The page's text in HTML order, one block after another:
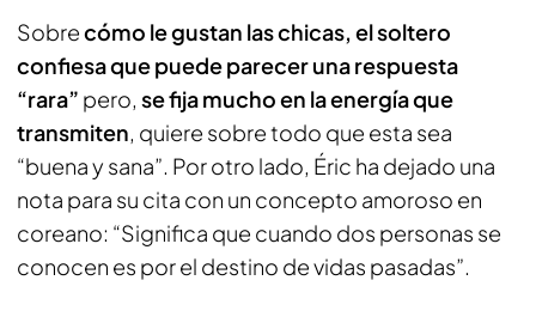
Sobrecómo le gustan las chicas, el soltero
confiesa que puede parecer una respuesta
“rara” pero, se fija mucho en la energía que
transmiten, quiere sobre todo que esta sea
“buena y sana”. Por otro lado, Éric ha dejado una
nota para su cita con un concepto amoroso en
coreano: “Significa que cuando dos personas se
conocen es por el destino de vidas pasadas”.